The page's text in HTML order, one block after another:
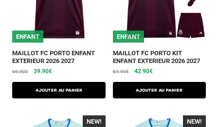
ENFANT
MAILLOT FC PORTO ENFANT
EXTERIEUR 2026 2027
69.90€ 39.90€
AJOUTER AU PANIER
ENFANT
MAILLOT FC PORTO KIT
ENFANT EXTERIEUR 2026 2027
69.90€ 42.90€
AJOUTER AU PANIER
-40%
NEW! -40%
NEW!